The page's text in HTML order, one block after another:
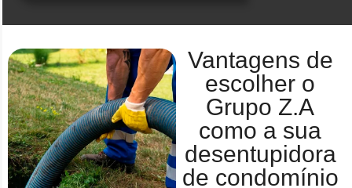
Vantagens de
escolher o
Grupo Z.A
como a sua
desentupidora
de condomínio